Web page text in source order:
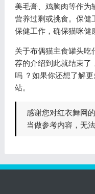
美毛膏、鸡胸肉等作为
营养过剩或挑食。保健
保健工作，确保猫咪健
关于布偶猫主食罐头吃
荐的介绍到此就结束了
吗 ？如果你还想了解
站。
感谢您对红衣舞网
当做参考内容，无